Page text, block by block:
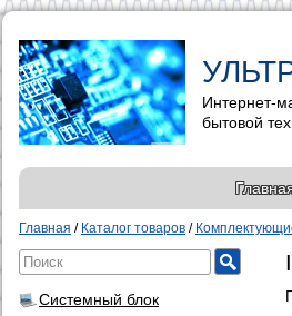
Интернет-
бытовой
Главная / Каталог товаров /
Системный блок